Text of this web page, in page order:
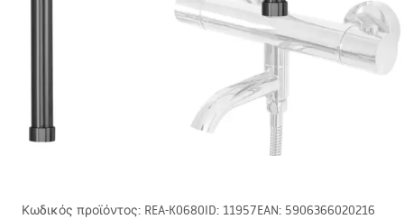
Κωδικός προϊόντος: REA-K0680ID: 11957EAN: 5906366020216